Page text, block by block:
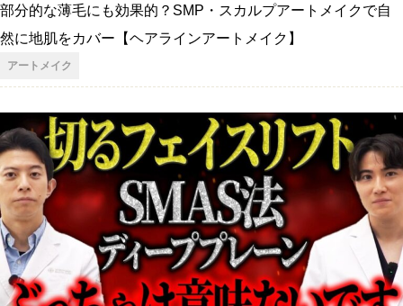
部分的な薄毛にも効果的？SMP・スカルプアートメイクで自
然に地肌をカバー【ヘアラインアートメイク】
アートメイク